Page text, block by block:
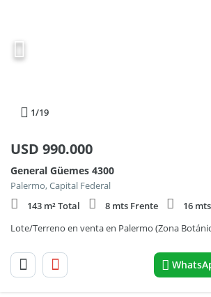
1/19
USD 990.000
General Güemes 4300
Palermo, Capital Federal
143 m² Total
8 mts Frente
16